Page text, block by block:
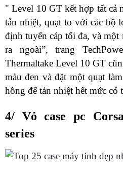
" Level 10 GT kết hợp tất cả
tản nhiệt, quạt to với các bộ
định tuyến cáp tối đa, và một
ra ngoài”, trang
Thermaltake Level 10 GT
màu đen và đặt một quạt
hông để tản nhiệt hết mức có
4/ Vỏ case pc
series